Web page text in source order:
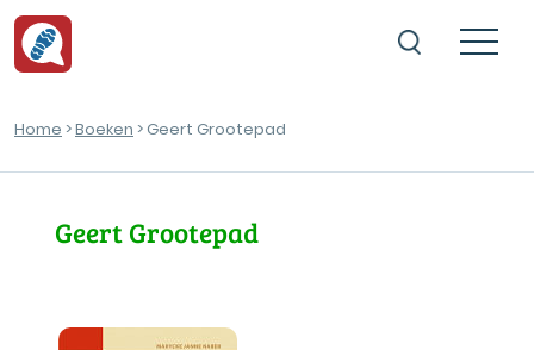
Home >Boeken > Geert Grootepad
Geert Grootepad